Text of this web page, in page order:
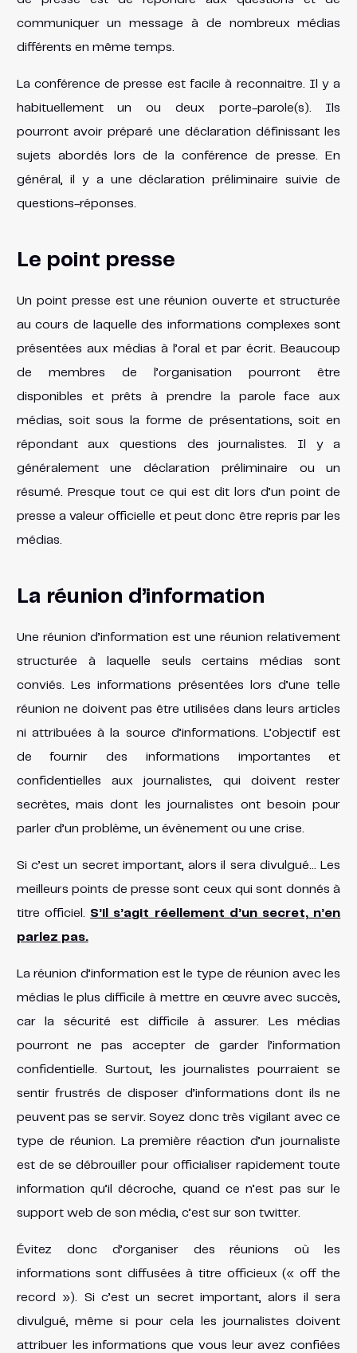
communiquer un message à de nombreux médias
différents en même temps.
La conférence de presse est facile à reconnaitre. Il y a
habituellement un ou deux porte-parole(s). Ils
pourront avoir préparé une déclaration définissant les
sujets abordés lors de la conférence de presse. En
général, il y a une déclaration préliminaire suivie de
questions-réponses.
Le point presse
Un point presse est une réunion ouverte et structurée
au cours de laquelle des informations complexes sont
présentées aux médias à l’oral et par écrit. Beaucoup
de membres de l’organisation pourront être
disponibles et prêts à prendre la parole face aux
médias, soit sous la forme de présentations, soit en
répondant aux questions des journalistes. Il y a
généralement une déclaration préliminaire ou un
résumé. Presque tout ce qui est dit lors d’un point de
presse a valeur officielle et peut donc être repris par les
médias.
La réunion d’information
Une réunion d’information est une réunion relativement
structurée à laquelle seuls certains médias sont
conviés. Les informations présentées lors d’une telle
réunion ne doivent pas être utilisées dans leurs articles
ni attribuées à la source d’informations. L’objectif est
de fournir des informations importantes et
confidentielles aux journalistes, qui doivent rester
secrètes, mais dont les journalistes ont besoin pour
parler d’un problème, un évènement ou une crise.
Si c’est un secret important, alors il sera divulgué… Les
meilleurs points de presse sont ceux qui sont donnés à
titre officiel. S’il s’agit réellement d’un secret, n’en
parlez pas.
La réunion d’information est le type de réunion avec les
médias le plus difficile à mettre en œuvre avec succès,
car la sécurité est difficile à assurer. Les médias
pourront ne pas accepter de garder l’information
confidentielle. Surtout, les journalistes pourraient se
sentir frustrés de disposer d’informations dont ils ne
peuvent pas se servir. Soyez donc très vigilant avec ce
type de réunion. La première réaction d’un journaliste
est de se débrouiller pour officialiser rapidement toute
information qu’il décroche, quand ce n’est pas sur le
support web de son média, c’est sur son twitter.
Évitez donc d’organiser des réunions où les
informations sont diffusées à titre officieux (« off the
record »). Si c’est un secret important, alors il sera
divulgué, même si pour cela les journalistes doivent
attribuer les informations que vous leur avez confiées